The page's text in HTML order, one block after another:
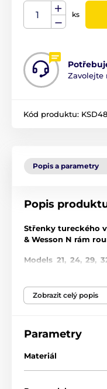
ks
Zavolejte
Kód produktu:
Popis a parametry
Popis
Střenky tureckého
& Wesson N rám
Models 21, 24, 29,
V případě zájmu
jakékoliv další
exotických dřevin a
Zobrazit celý popis
Parametry
Materiál